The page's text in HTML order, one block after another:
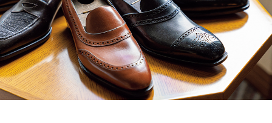
MAGAZINE
ABOUT SITE
サイトマップ